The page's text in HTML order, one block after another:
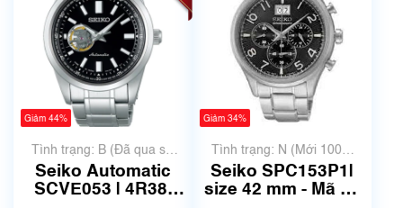
Giảm 44%
Tình trạng: B (Đã qua sử
dụng, hàng đẹp, có chút
xước dăm)
Seiko Automatic
SCVE053 | 4R38-
Giảm 34%
Tình trạng: N (Mới 100%
chưa qua sử dụng)
Seiko SPC153P1|
size 42 mm - Mã số